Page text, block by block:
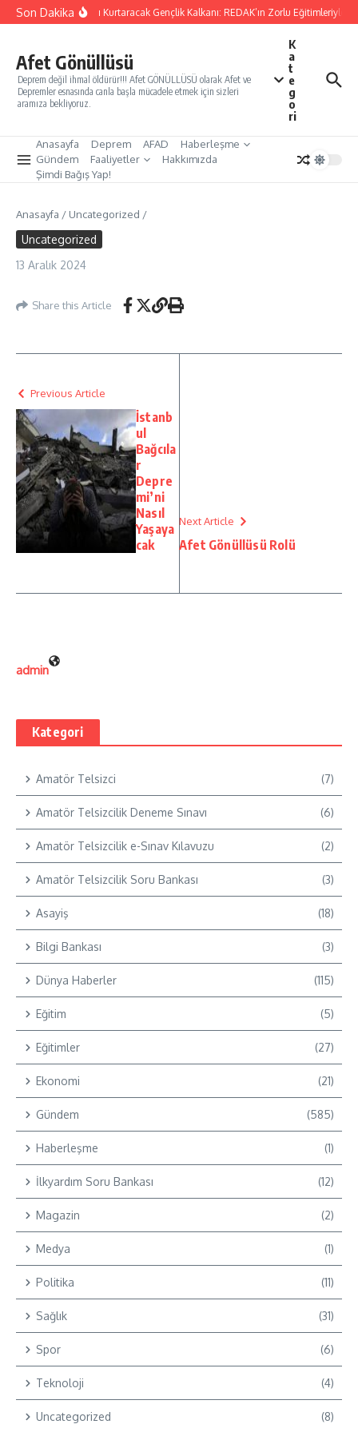
İçeriğe atla
Son DakikaYarınları Kurtaracak Gençlik Kalkanı: REDAK’ın Zorlu Eğitimleriyle
Afet Gönüllüsü
Deprem değil ihmal öldürür!!! Afet GÖNÜLLÜSÜ olarak Afet ve
Depremler esnasında canla başla mücadele etmek için sizleri
aramıza bekliyoruz.
K
a
t
e
g
o
ri
Anasayfa Deprem AFAD
Haberleşme
Gündem
Faaliyetler
Hakkımızda
Şimdi Bağış Yap!
Anasayfa / Uncategorized /
Uncategorized
13 Aralık 2024
Share this Article
Previous Article
İstanb
ul
Bağcıla
r
Depre
mi’ni
Nasıl
Yaşaya
cak
Next Article
Afet Gönüllüsü Rolü
admin
Kategori
Amatör Telsizci (7)
Amatör Telsizcilik Deneme Sınavı (6)
Amatör Telsizcilik e-Sınav Kılavuzu (2)
Amatör Telsizcilik Soru Bankası (3)
Asayiş (18)
Bilgi Bankası (3)
Dünya Haberler (115)
Eğitim (5)
Eğitimler (27)
Ekonomi (21)
Gündem (585)
Haberleşme (1)
İlkyardım Soru Bankası (12)
Magazin (2)
Medya (1)
Politika (11)
Sağlık (31)
Spor (6)
Teknoloji (4)
Uncategorized (8)